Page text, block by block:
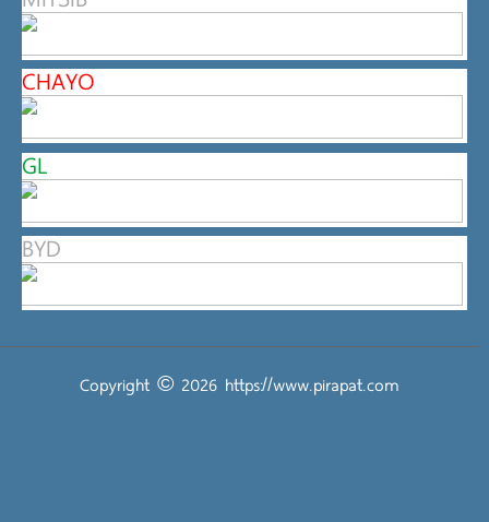
CHAYO
GL
BYD
Copyright © 2026 https://www.pirapat.com